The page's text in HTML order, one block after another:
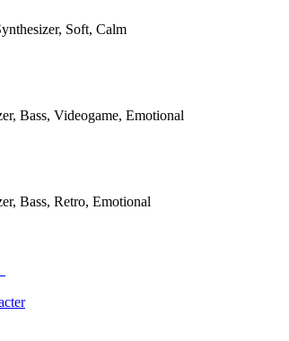
Soft, Calm
Bass, Videogame, Emotional
Bass, Retro, Emotional